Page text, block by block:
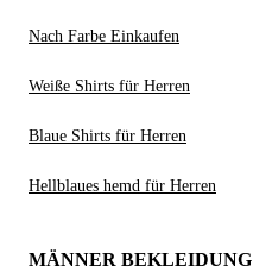
Nach Farbe Einkaufen
Weiße Shirts für Herren
Blaue Shirts für Herren
Hellblaues hemd für Herren
MÄNNER BEKLEIDUNG